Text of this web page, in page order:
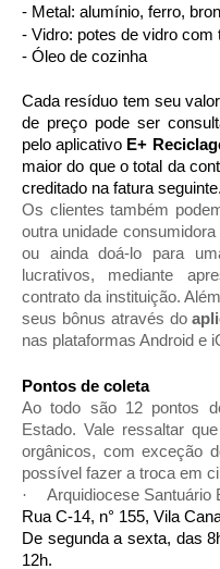
- Metal: alumínio, ferro,
- Vidro: potes de vidro com
- Óleo de cozinha
Cada resíduo tem seu
de preço pode ser
pelo aplicativo E+
maior do que o total da
creditado na fatura seguinte.
Os clientes também
outra unidade
ou ainda doá-lo para
lucrativos, mediante
contrato da instituição.
seus bônus através do
nas plataformas Android e
Pontos de coleta
Ao todo são 12 pontos
Estado. Vale ressaltar
orgânicos, com exceção
possível fazer a troca em
·
Arquidiocese Santuário
Rua C-14, n° 155, Vila
De segunda a sexta, das
12h.